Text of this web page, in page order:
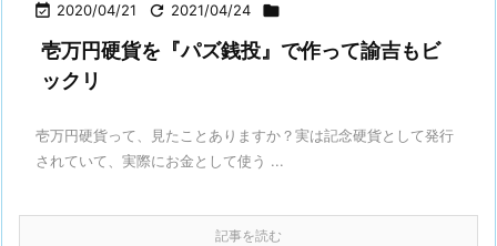
 2020/04/21  2021/04/24 
壱万円硬貨を『パズ銭投』で作って諭吉もビ
ックリ
壱万円硬貨って、見たことありますか？実は記念硬貨として発行
されていて、実際にお金として使う ...
記事を読む